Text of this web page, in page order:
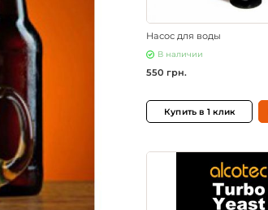
Насос для воды
В наличии
550 грн.
Купить в 1 клик